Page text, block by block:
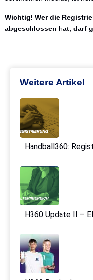
Wichtig! Wer die
abgeschlossen hat, darf
Weitere Artikel
Handball360:
H360 Update II –